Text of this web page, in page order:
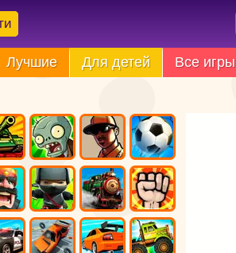
Лучшие Для детей Все игры